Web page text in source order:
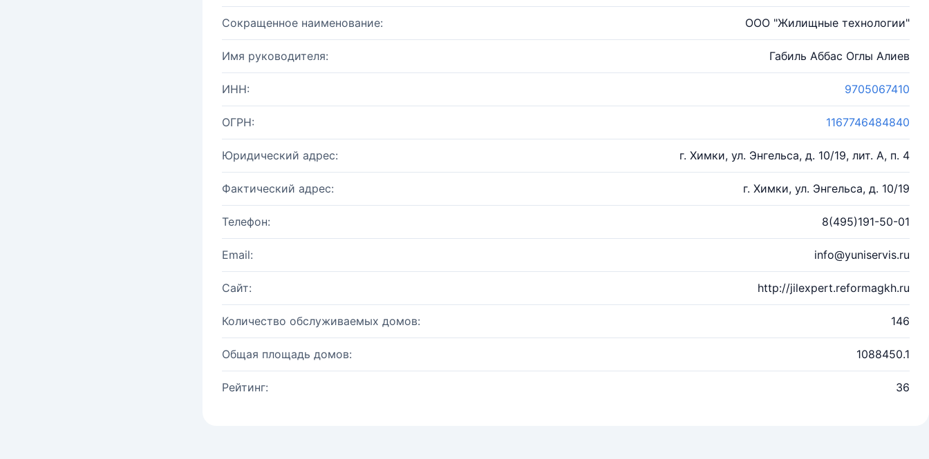
Сокращенное наименование: ООО "Жилищные технологии"
Имя руководителя: Габиль Аббас Оглы Алиев
ИНН: 9705067410
ОГРН: 1167746484840
Юридический адрес: г. Химки, ул. Энгельса, д. 10/19, лит. А, п. 4
Фактический адрес: г. Химки, ул. Энгельса, д. 10/19
Телефон: 8(495)191-50-01
Email: info@yuniservis.ru
Сайт: http://jilexpert.reformagkh.ru
Количество обслуживаемых домов: 146
Общая площадь домов: 1088450.1
Рейтинг: 36